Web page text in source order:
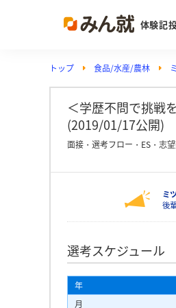
体験記
トップ 食品/水産/農林
＜学歴不問で挑戦
(2019/01/17公開)
面接・選考フロー・ES・志
ミ
後
選考スケジュール
年
月